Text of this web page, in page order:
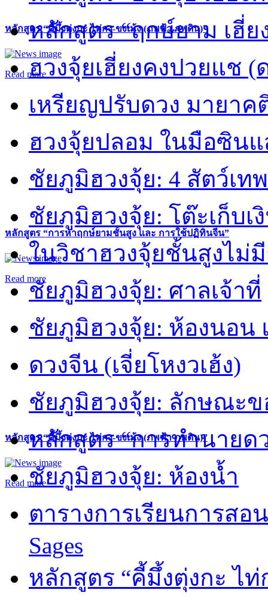
หลักสูตร “คี้มึ้งตุ่งกะ ไท่กง-ขงเม้ง (ภพฟ้า ภพดิน)”
Read more
หลักสูตร “การหาฤกษ์ยามชั้นสูง และ การใช้ปฏิทินจีน”
Read more
หลักสูตร “คี้มึ้งตุ่งกะ ไท่กง-ขงเม้ง (ภพฟ้า ภพดิน)”
Read more
หลักสูตร “ฤกษ์ยาม เฮี่ย
ฮวงจุ้ยเฮี่ยงคงปวยแช (
เหรียญปรับดวง มายา
ฮวงจุ้ยปลอม ในมือซิน
ชัยภูมิฮวงจุ้ย: 4 สัตว์เทพ
ชัยภูมิฮวงจุ้ย: โต๊ะเก็บเ
ในวิชาฮวงจุ้ยชั้นสูงไม่
ชัยภูมิฮวงจุ้ย: ศาลเจ้าที่
ชัยภูมิฮวงจุ้ย: ห้องนอน
ดวงจีน (เจี่ยโหงวเฮ้ง)
ชัยภูมิฮวงจุ้ย: ลักษณะ
หลักสูตร “การทำนายด
ชัยภูมิฮวงจุ้ย: ห้องน้ำ
ตารางการเรียนการส
Sages
หลักสูตร “คี้มึ้งตุ่งกะ ไ